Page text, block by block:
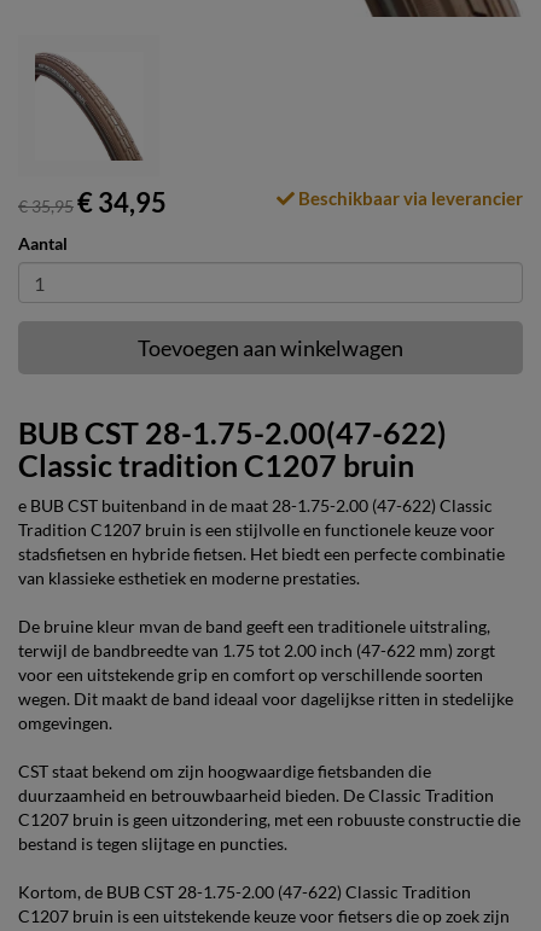
€ 35,95€ 34,95 Beschikbaar via leverancier
Aantal
Toevoegen aan winkelwagen
BUB CST 28-1.75-2.00(47-622)
Classic tradition C1207 bruin
e BUB CST buitenband in de maat 28-1.75-2.00 (47-622) Classic
Tradition C1207 bruin is een stijlvolle en functionele keuze voor
stadsfietsen en hybride fietsen. Het biedt een perfecte combinatie
van klassieke esthetiek en moderne prestaties.
De bruine kleur mvan de band geeft een traditionele uitstraling,
terwijl de bandbreedte van 1.75 tot 2.00 inch (47-622 mm) zorgt
voor een uitstekende grip en comfort op verschillende soorten
wegen. Dit maakt de band ideaal voor dagelijkse ritten in stedelijke
omgevingen.
CST staat bekend om zijn hoogwaardige fietsbanden die
duurzaamheid en betrouwbaarheid bieden. De Classic Tradition
C1207 bruin is geen uitzondering, met een robuuste constructie die
bestand is tegen slijtage en puncties.
Kortom, de BUB CST 28-1.75-2.00 (47-622) Classic Tradition
C1207 bruin is een uitstekende keuze voor fietsers die op zoek zijn